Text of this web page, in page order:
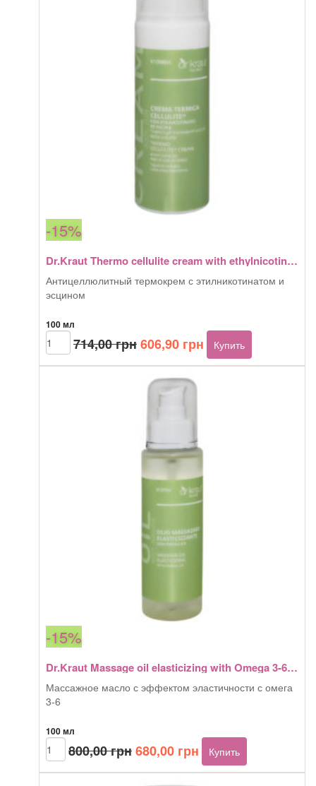
-15%
Dr.Kraut Thermo cellulite cream with ethylnicotinate and aescin 100 мл
Антицеллюлитный термокрем с этилникотинатом и
эсцином
100 мл
714,00грнПервоначальная
цена
составляла
714,00 грн.
606,90 грнТекущая
цена:
Количество
товара
Dr.Kraut
Купить
-15%
Dr.Kraut Massage oil elasticizing with Omega 3-6 100 мл
Массажное масло с эффектом эластичности с омега
3-6
100 мл
800,00грнПервоначальная
цена
680,00 грнТекущая
цена:
Количество
товара
Dr.Kraut
Купить